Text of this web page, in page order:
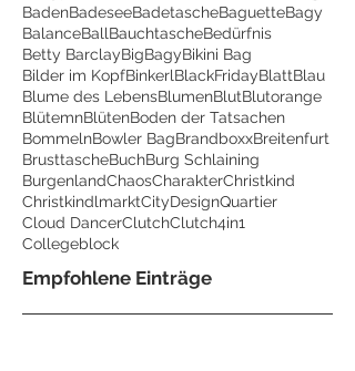
BadenBadeseeBadetascheBaguetteBagy
BalanceBallBauchtascheBedürfnis
Betty BarclayBigBagyBikini Bag
Bilder im KopfBinkerlBlackFridayBlattBlau
Blume des LebensBlumenBlutBlutorange
BlütemnBlütenBoden der Tatsachen
BommelnBowler BagBrandboxxBreitenfurt
BrusttascheBuchBurg Schlaining
BurgenlandChaosCharakterChristkind
ChristkindlmarktCityDesignQuartier
Cloud DancerClutchClutch4in1
Collegeblock
Empfohlene Einträge